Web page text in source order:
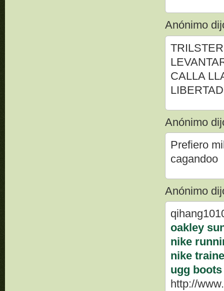
Anónimo
CALLA
Anónimo
Prefiero
cagandoo
Anónimo
oakley
nike
nike
ugg boots
http://